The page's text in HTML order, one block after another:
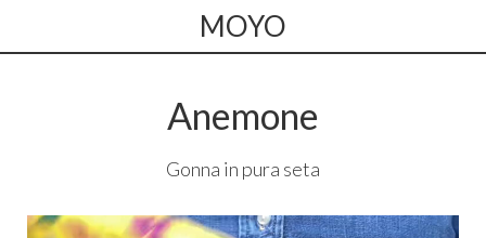
MOYO
Anemone
Gonna in pura seta